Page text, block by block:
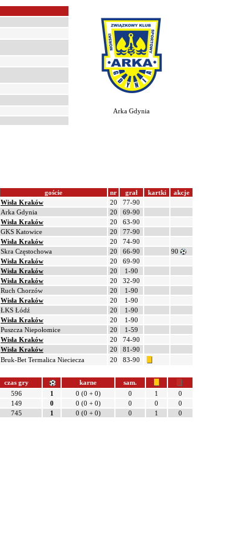
Arka Gdynia
goście nr grał kartki
akcje
Wisła Kraków 20
77-90
Arka Gdynia 20
69-90
Wisła Kraków 20
63-90
GKS Katowice 20
77-90
Wisła Kraków 20
74-90
Skra Częstochowa 20 66-90
90
Wisła Kraków 20
69-90
Wisła Kraków 20
1-90
Wisła Kraków 20
32-90
Ruch Chorzów 20
1-90
Wisła Kraków 20
1-90
ŁKS Łódź 20
1-90
Wisła Kraków 20
1-90
Puszcza Niepołomice 20
1-59
Wisła Kraków 20
74-90
Wisła Kraków 20
81-90
Bruk-Bet Termalica Nieciecza 20 83-90
czas gry karne
sam.
596 1 0 (0 + 0) 0 1
0
149 0 0 (0 + 0) 0 0
0
745 1 0 (0 + 0) 0 1 0